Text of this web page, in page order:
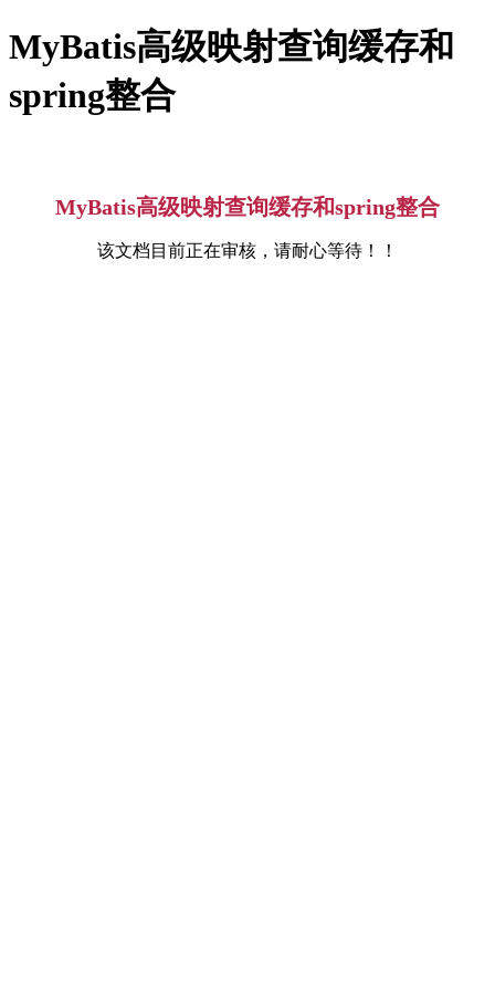
MyBatis高级映射查询缓存和
spring整合
MyBatis高级映射查询缓存和spring整合
该文档目前正在审核，请耐心等待！！